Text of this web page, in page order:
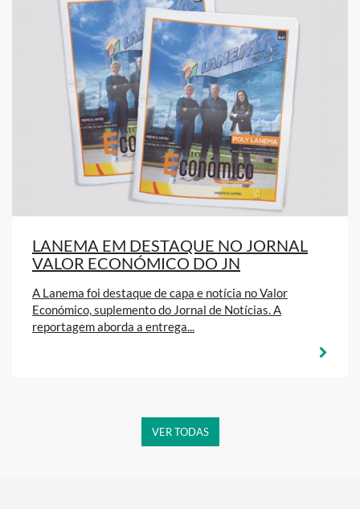
LANEMA EM DESTAQUE NO JORNAL
VALOR ECONÓMICO DO JN
A Lanema foi destaque de capa e notícia no Valor
Económico, suplemento do Jornal de Notícias. A
reportagem aborda a entrega...
VER TODAS